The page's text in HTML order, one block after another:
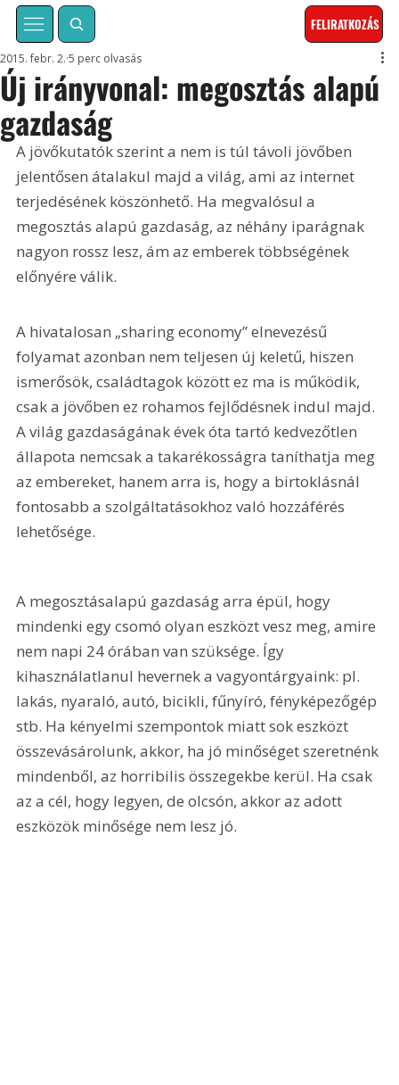
FELIRATKOZÁS
Új irányvonal: megosztás alapú
gazdaság
2015. febr. 2. 5 perc olvasás
A jövőkutatók szerint a nem is túl távoli jövőben
jelentősen átalakul majd a világ, ami az internet
terjedésének köszönhető. Ha megvalósul a
megosztás alapú gazdaság, az néhány iparágnak
nagyon rossz lesz, ám az emberek többségének
előnyére válik.
A hivatalosan „sharing economy” elnevezésű
folyamat azonban nem teljesen új keletű, hiszen
ismerősök, családtagok között ez ma is működik,
csak a jövőben ez rohamos fejlődésnek indul majd.
A világ gazdaságának évek óta tartó kedvezőtlen
állapota nemcsak a takarékosságra taníthatja meg
az embereket, hanem arra is, hogy a birtoklásnál
fontosabb a szolgáltatásokhoz való hozzáférés
lehetősége.
A megosztásalapú gazdaság arra épül, hogy
mindenki egy csomó olyan eszközt vesz meg, amire
nem napi 24 órában van szüksége. Így
kihasználatlanul hevernek a vagyontárgyaink: pl.
lakás, nyaraló, autó, bicikli, fűnyíró, fényképezőgép
stb. Ha kényelmi szempontok miatt sok eszközt
összevásárolunk, akkor, ha jó minőséget szeretnénk
mindenből, az horribilis összegekbe kerül. Ha csak
az a cél, hogy legyen, de olcsón, akkor az adott
eszközök minősége nem lesz jó.